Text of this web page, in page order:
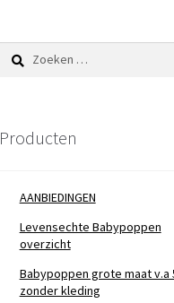
Zoeken
naar:
Producten
AANBIEDINGEN
Levensechte Babypoppen
overzicht
Babypoppen grote maat v.a
zonder kleding